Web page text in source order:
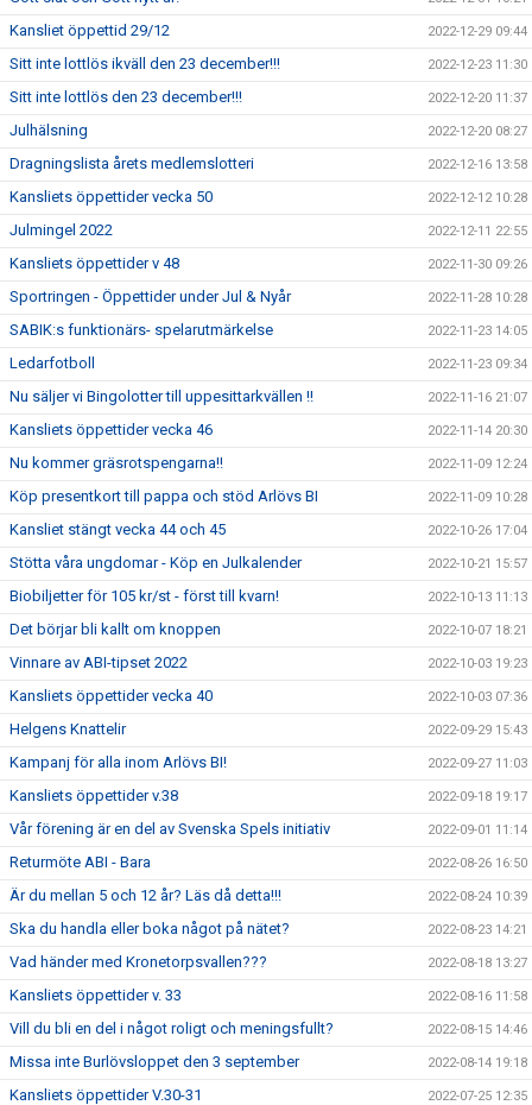
Kansliet öppettid 29/12 2022-12-29 09:44
Sitt inte lottlös ikväll den 23 december!!! 2022-12-23 11:30
Sitt inte lottlös den 23 december!!! 2022-12-20 11:37
Julhälsning 2022-12-20 08:27
Dragningslista årets medlemslotteri 2022-12-16 13:58
Kansliets öppettider vecka 50 2022-12-12 10:28
Julmingel 2022 2022-12-11 22:55
Kansliets öppettider v 48 2022-11-30 09:26
Sportringen - Öppettider under Jul & Nyår 2022-11-28 10:28
SABIK:s funktionärs- spelarutmärkelse 2022-11-23 14:05
Ledarfotboll 2022-11-23 09:34
Nu säljer vi Bingolotter till uppesittarkvällen !! 2022-11-16 21:07
Kansliets öppettider vecka 46 2022-11-14 20:30
Nu kommer gräsrotspengarna!! 2022-11-09 12:24
Köp presentkort till pappa och stöd Arlövs BI 2022-11-09 10:28
Kansliet stängt vecka 44 och 45 2022-10-26 17:04
Stötta våra ungdomar - Köp en Julkalender 2022-10-21 15:57
Biobiljetter för 105 kr/st - först till kvarn! 2022-10-13 11:13
Det börjar bli kallt om knoppen 2022-10-07 18:21
Vinnare av ABI-tipset 2022 2022-10-03 19:23
Kansliets öppettider vecka 40 2022-10-03 07:36
Helgens Knattelir 2022-09-29 15:43
Kampanj för alla inom Arlövs BI! 2022-09-27 11:03
Kansliets öppettider v.38 2022-09-18 19:17
Vår förening är en del av Svenska Spels initiativ 2022-09-01 11:14
Returmöte ABI - Bara 2022-08-26 16:50
Är du mellan 5 och 12 år? Läs då detta!!! 2022-08-24 10:39
Ska du handla eller boka något på nätet? 2022-08-23 14:21
Vad händer med Kronetorpsvallen??? 2022-08-18 13:27
Kansliets öppettider v. 33 2022-08-16 11:58
Vill du bli en del i något roligt och meningsfullt? 2022-08-15 14:46
Missa inte Burlövsloppet den 3 september 2022-08-14 19:18
Kansliets öppettider V.30-31 2022-07-25 12:35